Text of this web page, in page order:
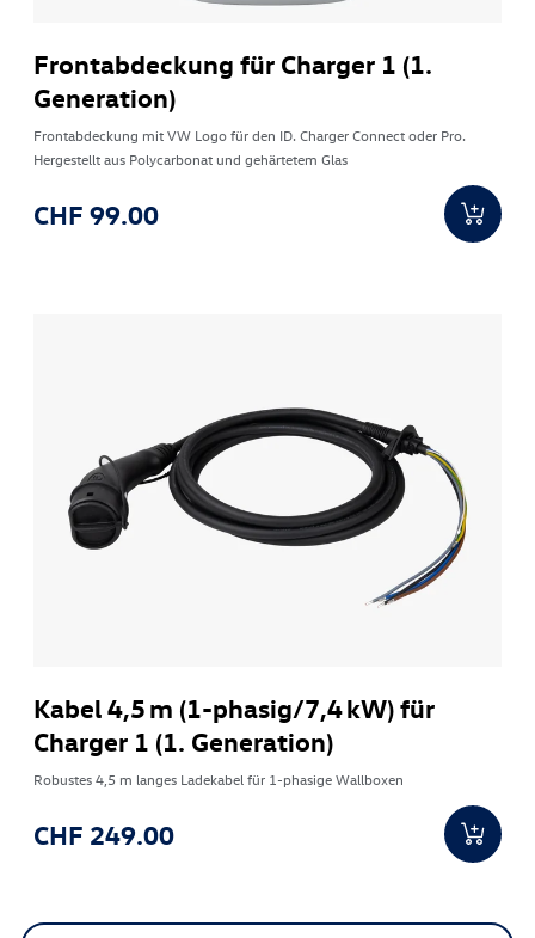
Frontabdeckung für Charger 1 (1.
Generation)
Frontabdeckung mit VW Logo für den ID. Charger Connect oder Pro.
Hergestellt aus Polycarbonat und gehärtetem Glas
CHF 99.00
Kabel 4,5 m (1-phasig/7,4 kW) für
Charger 1 (1. Generation)
Robustes 4,5 m langes Ladekabel für 1-phasige Wallboxen
CHF 249.00